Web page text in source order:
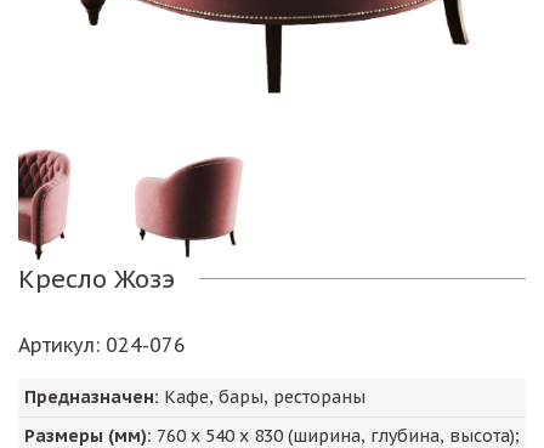
Кресло Жозэ
Артикул: 024-076
Предназначен: Кафе, бары, рестораны
Размеры (мм): 760 х 540 х 830 (ширина, глубина, высота);